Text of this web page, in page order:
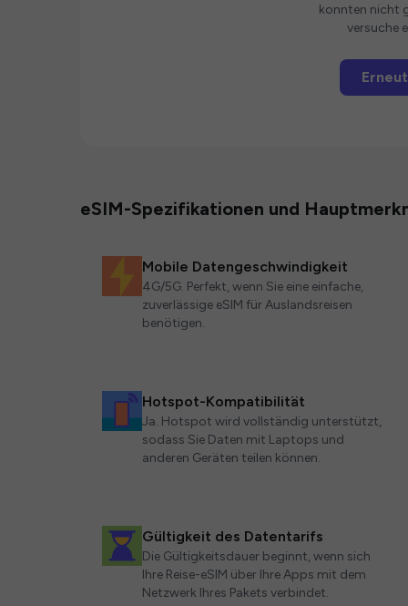
konnten nicht
versuche
eSIM-Spezifikationen und
Mobile Datengeschwindigkeit
4G/5G. Perfekt, wenn Sie eine einfache,
zuverlässige eSIM für Auslandsreisen
benötigen.
Hotspot-Kompatibilität
Ja. Hotspot wird vollständig unterstützt,
sodass Sie Daten mit Laptops und
anderen Geräten teilen können.
Gültigkeit des Datentarifs
Die Gültigkeitsdauer beginnt, wenn sich
Ihre Reise-eSIM über Ihre Apps mit dem
Netzwerk Ihres Pakets verbindet.